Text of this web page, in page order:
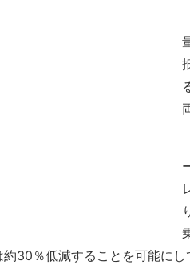
30％低減することを可能にし